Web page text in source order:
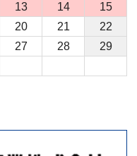
13 14
15
20 21
22
27 28
29